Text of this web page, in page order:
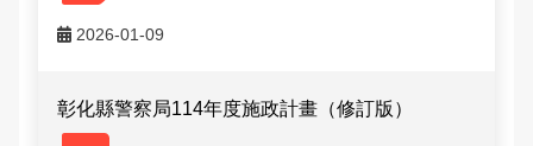
各分局分駐（派出）所服務據點
民防召募專區
彰化縣擴大召募有志青年加入民防團隊
業務統計
預算及決算書
2026-01-09
彰化縣警察局114年度施政計畫（修訂版）